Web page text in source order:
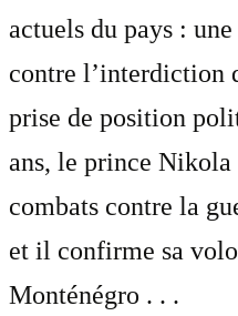
actuels du pays :
contre l’interdiction
prise de position
ans, le prince Nikola
combats contre la
et il confirme sa
Monténégro . . .